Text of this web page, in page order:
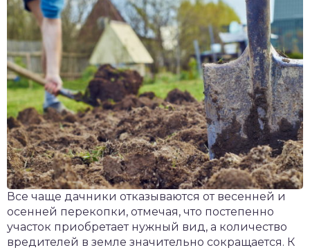
Все чаще дачники отказываются от весенней и
осенней перекопки, отмечая, что постепенно
участок приобретает нужный вид, а количество
вредителей в земле значительно сокращается. К